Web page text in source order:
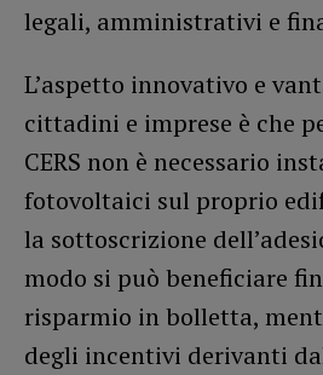
legali, amministrativi e
L’aspetto innovativo e
cittadini e imprese è che
CERS non è necessario
fotovoltaici sul proprio
la sottoscrizione
modo si può beneficiare
risparmio in bolletta,
degli incentivi derivanti